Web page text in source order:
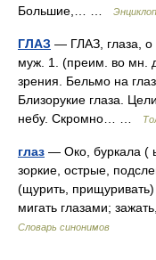
Большие,… …
ГЛАЗ — ГЛАЗ, глаза, о
муж. 1. (преим. во мн.
зрения. Бельмо на
Близорукие глаза.
небу. Скромно… …
глаз — Око, буркала (
зоркие, острые,
(щурить, прищуривать)
мигать глазами;
Словарь синонимов